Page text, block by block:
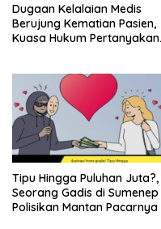
Dugaan Kelalaian Medis
Berujung Kematian Pasien,
Kuasa Hukum Pertanyakan
Tipu Hingga Puluhan Juta?,
Seorang Gadis di Sumenep
Polisikan Mantan Pacarnya